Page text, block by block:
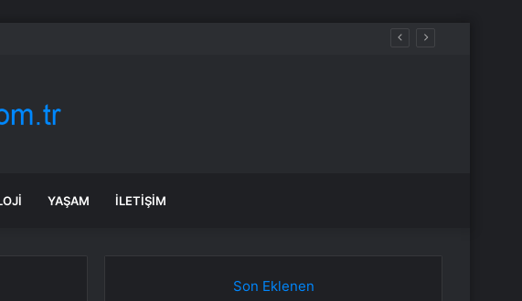
kesinlik kazandı
YAŞAM İLETIŞIM
Son Eklenen